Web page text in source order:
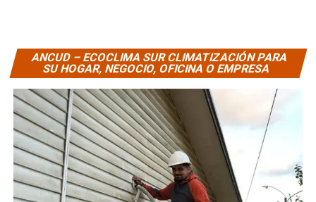
ANCUD – ECOCLIMA SUR CLIMATIZACIÓN PARA
SU HOGAR, NEGOCIO, OFICINA O EMPRESA